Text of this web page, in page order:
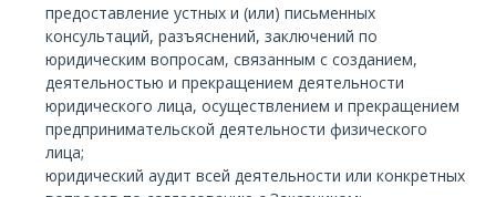
предоставление устных и (или) письменных
консультаций, разъяснений, заключений по
юридическим вопросам, связанным с созданием,
деятельностью и прекращением деятельности
юридического лица, осуществлением и прекращением
предпринимательской деятельности физического
лица;
юридический аудит всей деятельности или конкретных